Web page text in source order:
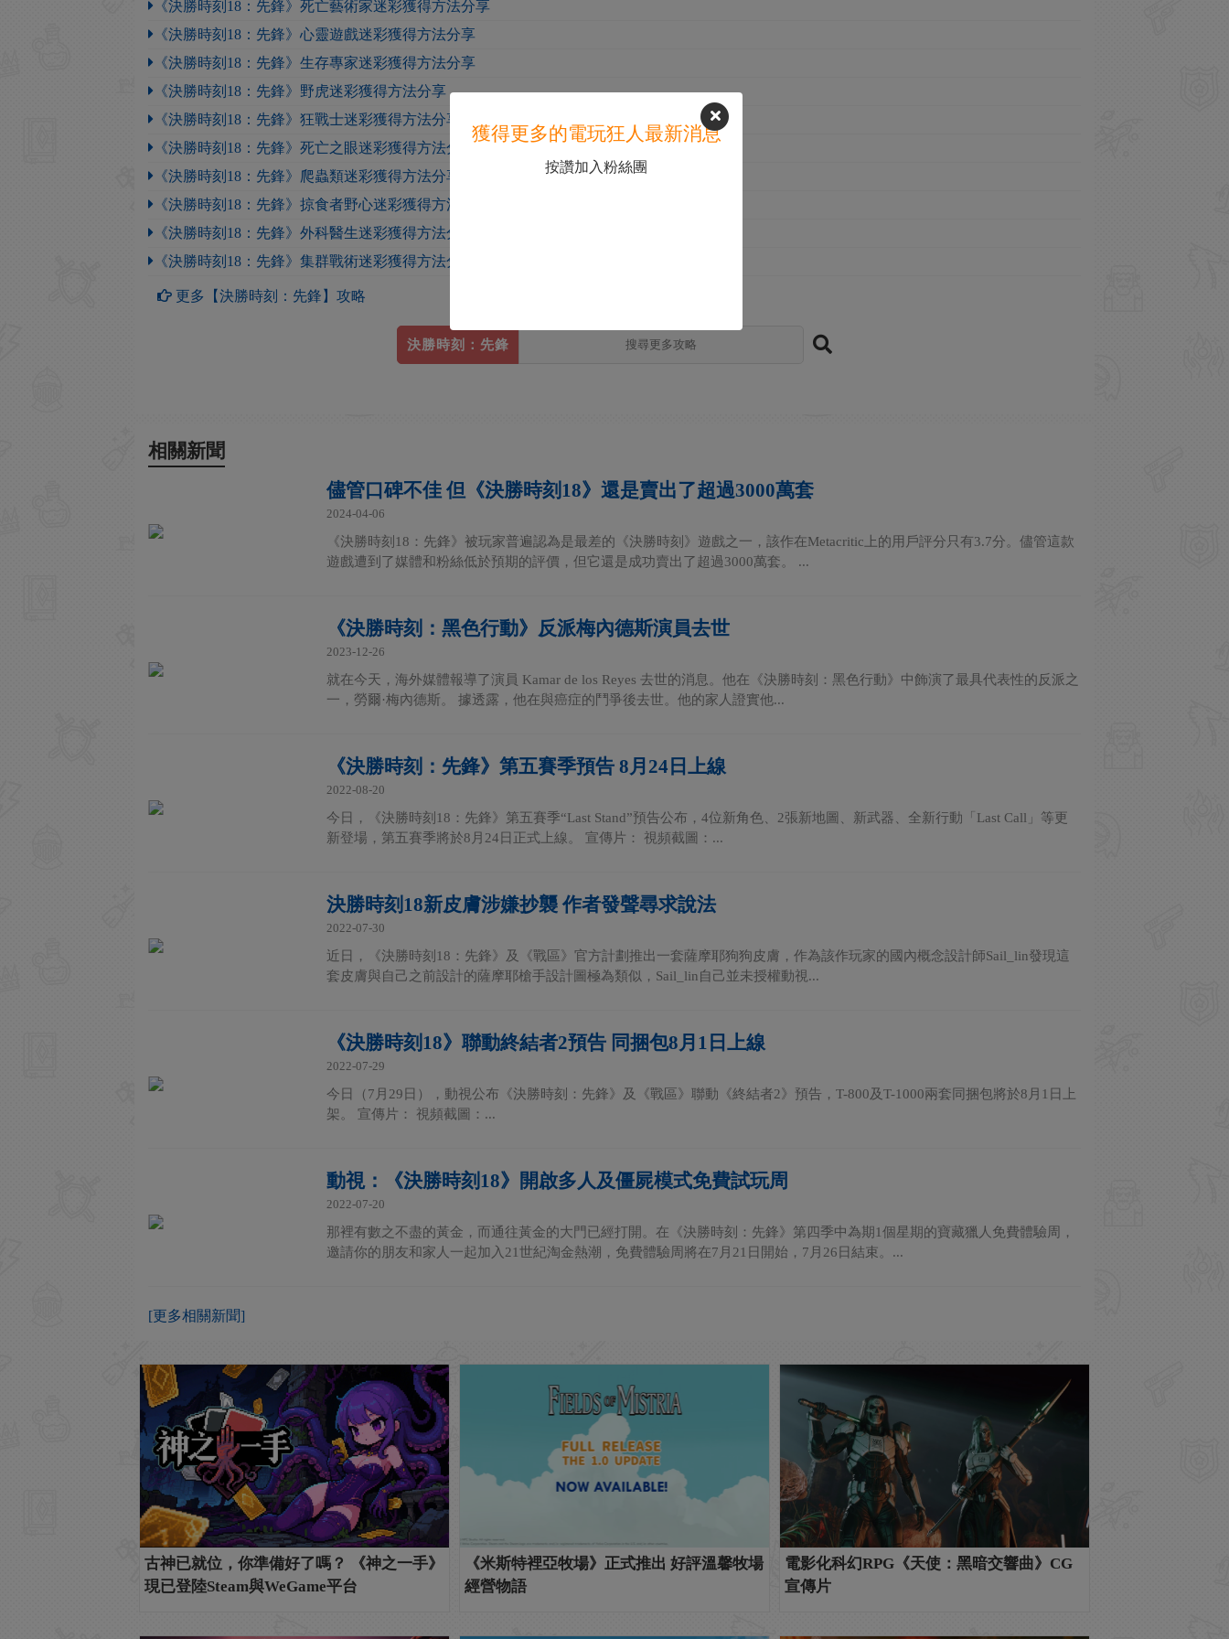
《決勝時刻18：先鋒》死亡藝術家迷彩獲得方法分享
《決勝時刻18：先鋒》心靈遊戲迷彩獲得方法分享
《決勝時刻18：先鋒》生存專家迷彩獲得方法分享
《決勝時刻18：先鋒》野虎迷彩獲得方法分享
《決勝時刻18：先鋒》狂戰士迷彩獲得方法分享
《決勝時刻18：先鋒》死亡之眼迷彩獲得方法分享
《決勝時刻18：先鋒》爬蟲類迷彩獲得方法分享
《決勝時刻18：先鋒》掠食者野心迷彩獲得方法分享
《決勝時刻18：先鋒》外科醫生迷彩獲得方法分享
《決勝時刻18：先鋒》集群戰術迷彩獲得方法分享
更多【決勝時刻：先鋒】攻略
決勝時刻：先鋒
相關新聞
儘管口碑不佳 但《決勝時刻18》還是賣出了超過3000萬套
2024-04-06
《決勝時刻18：先鋒》被玩家普遍認為是最差的《決勝時刻》遊戲之一，該作在Metacritic上的用戶評分只有3.7分。儘管這款
遊戲遭到了媒體和粉絲低於預期的評價，但它還是成功賣出了超過3000萬套。 ...
《決勝時刻：黑色行動》反派梅內德斯演員去世
2023-12-26
就在今天，海外媒體報導了演員 Kamar de los Reyes 去世的消息。他在《決勝時刻：黑色行動》中飾演了最具代表性的反派之
一，勞爾·梅內德斯。 據透露，他在與癌症的鬥爭後去世。他的家人證實他...
《決勝時刻：先鋒》第五賽季預告 8月24日上線
2022-08-20
今日，《決勝時刻18：先鋒》第五賽季“Last Stand”預告公布，4位新角色、2張新地圖、新武器、全新行動「Last Call」等更
新登場，第五賽季將於8月24日正式上線。 宣傳片： 視頻截圖：...
決勝時刻18新皮膚涉嫌抄襲 作者發聲尋求說法
2022-07-30
近日，《決勝時刻18：先鋒》及《戰區》官方計劃推出一套薩摩耶狗狗皮膚，作為該作玩家的國內概念設計師Sail_lin發現這
套皮膚與自己之前設計的薩摩耶槍手設計圖極為類似，Sail_lin自己並未授權動視...
《決勝時刻18》聯動終結者2預告 同捆包8月1日上線
2022-07-29
今日（7月29日），動視公布《決勝時刻：先鋒》及《戰區》聯動《終結者2》預告，T-800及T-1000兩套同捆包將於8月1日上
架。 宣傳片： 視頻截圖：...
動視：《決勝時刻18》開啟多人及僵屍模式免費試玩周
2022-07-20
那裡有數之不盡的黃金，而通往黃金的大門已經打開。在《決勝時刻：先鋒》第四季中為期1個星期的寶藏獵人免費體驗周，
邀請你的朋友和家人一起加入21世紀淘金熱潮，免費體驗周將在7月21日開始，7月26日結束。...
[更多相關新聞]
古神已就位，你準備好了嗎？ 《神之一手》
現已登陸Steam與WeGame平台
《米斯特裡亞牧場》正式推出 好評溫馨牧場
經營物語
電影化科幻RPG《天使：黑暗交響曲》CG
宣傳片
獲得更多的電玩狂人最新消息
按讚加入粉絲團